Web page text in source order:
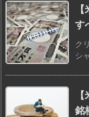
す
ク
シ
銘